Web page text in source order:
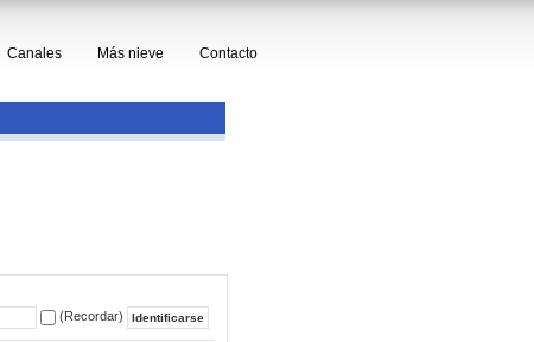
Canales Más nieve Contacto
(Recordar)